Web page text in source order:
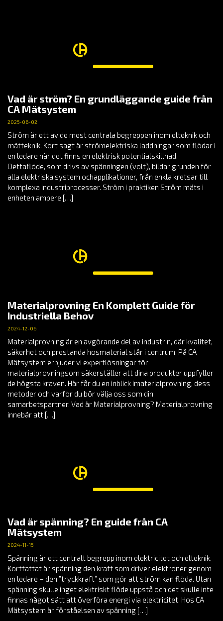
Vad är ström? En grundläggande guide från
CA Mätsystem
2025-06-02
Ström är ett av de mest centrala begreppen inom elteknik och
mätteknik. Kort sagt är strömelektriska laddningar som flödar i
en ledare när det finns en elektrisk potentialskillnad.
Dettaflöde, som drivs av spänningen (volt), bildar grunden för
alla elektriska system ochapplikationer, från enkla kretsar till
komplexa industriprocesser. Ström i praktiken Ström mäts i
enheten ampere […]
Materialprovning En Komplett Guide för
Industriella Behov
2024-12-06
Materialprovning är en avgörande del av industrin, där kvalitet,
säkerhet och prestanda hosmaterial står i centrum. På CA
Mätsystem erbjuder vi expertlösningar för
materialprovningsom säkerställer att dina produkter uppfyller
de högsta kraven. Här får du en inblick imaterialprovning, dess
metoder och varför du bör välja oss som din
samarbetspartner. Vad är Materialprovning? Materialprovning
innebär att […]
Vad är spänning? En guide från CA
Mätsystem
2024-11-15
Spänning är ett centralt begrepp inom elektricitet och elteknik.
Kortfattat är spänning den kraft som driver elektroner genom
en ledare – den ”tryckkraft” som gör att ström kan flöda. Utan
spänning skulle inget elektriskt flöde uppstå och det skulle inte
finnas något sätt att överföra energi via elektricitet. Hos CA
Mätsystem är förståelsen av spänning […]